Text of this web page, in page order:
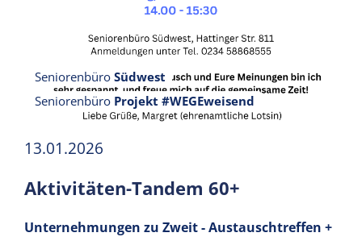
Seniorenbüro Südwest
Seniorenbüro Projekt #WEGEweisend
13.01.2026
Aktivitäten-Tandem 60+
Unternehmungen zu Zweit - Austauschtreffen +